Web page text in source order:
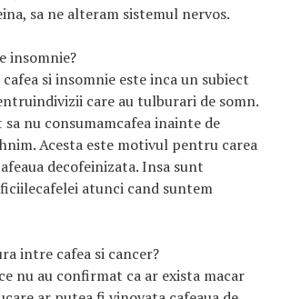
sa ne alteram sistemul nervos.
insomnie?
si insomnie este inca un subiect
care au tulburari de somn.
nu consumamcafea inainte de
Acesta este motivul pentru carea
decofeinizata. Insa sunt
atunci cand suntem
intre cafea si cancer?
nu au confirmat ca ar exista macar